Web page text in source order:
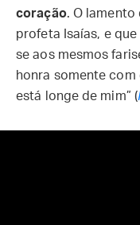
coração. O lamento
profeta Isaías, e
se aos mesmos
honra somente
está longe de mim” (